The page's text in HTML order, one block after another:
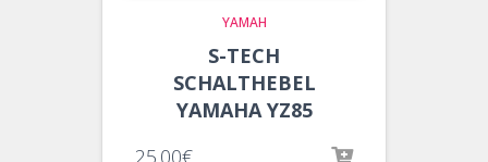
YAMAH
S-TECH
SCHALTHEBEL
YAMAHA YZ85
25.00€